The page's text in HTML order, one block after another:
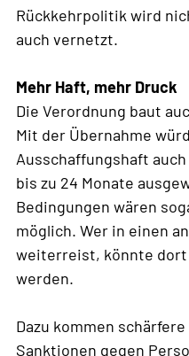
Rückkehrpolitik wird
auch vernetzt.
Mehr Haft, mehr Druck
Die Verordnung baut
Mit der Übernahme
Ausschaffungshaft
bis zu 24 Monate
Bedingungen wären
möglich. Wer in einen
weiterreist, könnte
werden.
Dazu kommen
Sanktionen gegen